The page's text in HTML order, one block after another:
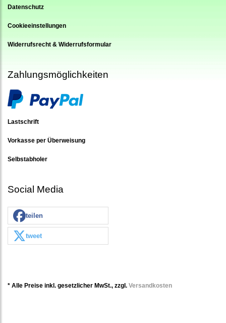
Datenschutz
Cookieeinstellungen
Widerrufsrecht & Widerrufsformular
Zahlungsmöglichkeiten
Lastschrift
Vorkasse per Überweisung
Selbstabholer
Social Media
teilen
tweet
* Alle Preise inkl. gesetzlicher MwSt., zzgl. Versandkosten